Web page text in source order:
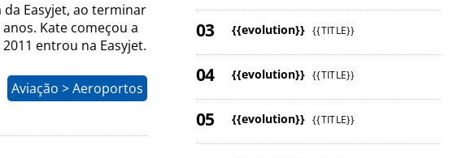
Easyjet, ao terminar
Kate começou a
entrou na Easyjet.
Aviação > Aeroportos
{{evolution}} {{TITLE}}
{{evolution}} {{TITLE}}
{{evolution}} {{TITLE}}